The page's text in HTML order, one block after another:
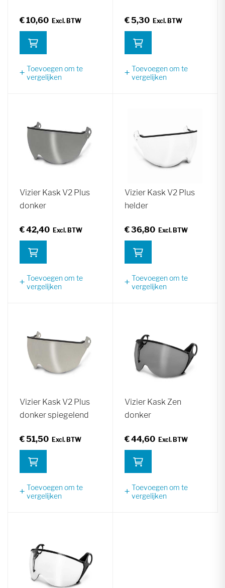
€ 10,60
Toevoegen om te
vergelijken
€ 5,30
Toevoegen om te
vergelijken
Vizier Kask V2 Plus
donker
€ 42,40
Toevoegen om te
vergelijken
Vizier Kask V2 Plus
helder
€ 36,80
Toevoegen om te
vergelijken
Vizier Kask V2 Plus
donker spiegelend
€ 51,50
Toevoegen om te
vergelijken
Vizier Kask Zen
donker
€ 44,60
Toevoegen om te
vergelijken